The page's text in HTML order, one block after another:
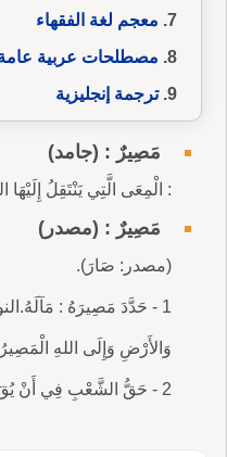
معجم لغة الفقهاء
مصطلحات عربية
ترجمة إنجليزية
مَصِيرٌ : (جامد)
: الْمِعَى الَّتِي يَنْتَقِلُ إِلَيْهَا
مَصِيرٌ : (مصدر)
(مصدر: صَارَ).
وَالأَرْضِ وَإِلَى اللهِ
2 - حَقُّ الشَّعْبِ فِي أَنْ يُقَ